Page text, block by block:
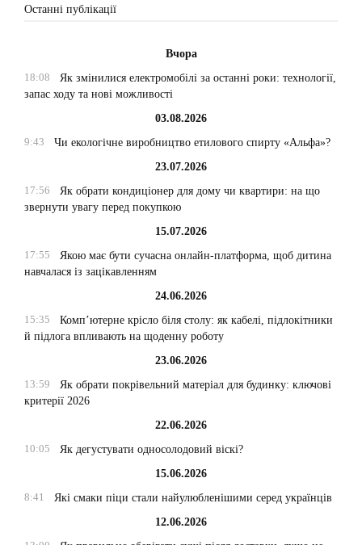
Останні публікації
Вчора
18:08
Як змінилися електромобілі за останні роки: технології,
запас ходу та нові можливості
03.08.2026
9:43
Чи екологічне виробництво етилового спирту «Альфа»?
23.07.2026
17:56
Як обрати кондиціонер для дому чи квартири: на що
звернути увагу перед покупкою
15.07.2026
17:55
Якою має бути сучасна онлайн-платформа, щоб дитина
навчалася із зацікавленням
24.06.2026
15:35
Комп’ютерне крісло біля столу: як кабелі, підлокітники
й підлога впливають на щоденну роботу
23.06.2026
13:59
Як обрати покрівельний матеріал для будинку: ключові
критерії 2026
22.06.2026
10:05
Як дегустувати односолодовий віскі?
15.06.2026
8:41
Які смаки піци стали найулюбленішими серед українців
12.06.2026